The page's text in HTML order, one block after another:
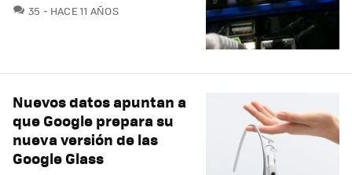
35 COMENTARIOS
HACE 11 AÑOS
Nuevos datos apuntan a
que Google prepara su
nueva versión de las
Google Glass